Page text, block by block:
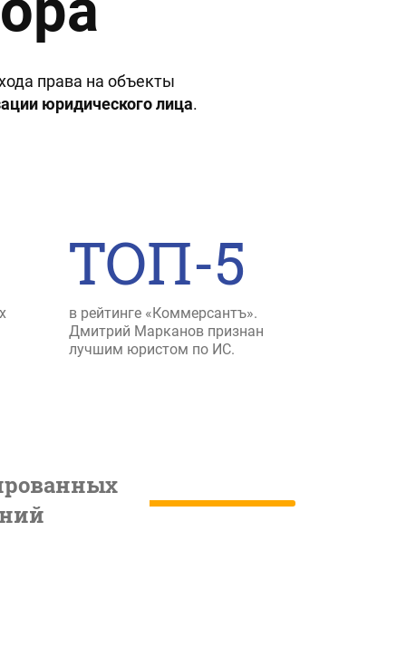
права на объекты
юридического лица.
ТОП-5
в рейтинге «Коммерсантъ».
Дмитрий Марканов признан
лучшим юристом по ИС.